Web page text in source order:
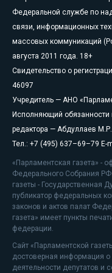
Федеральной службе по
связи, информационных
массовых коммуникаций
августа 2011 года. 18+
Свидетельство о
46097
Учредитель — АНО
Исполняющий обязанности
редактора — Абдуллаев М.Р.
Тел.: +7 (495) 637–69–79 E-
«Парламентская газета» -
Федерального Собрания
газеты - Государственная
публикатор федеральных
законов и актов палат
газета» имеет пункты
федерации.
Сайт «Парламентской
достоверная информация
деятельности депутатов и